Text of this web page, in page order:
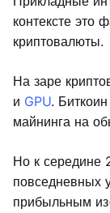
контексте это
криптовалюты.
На заре
и GPU.
майнинга на
Но к середине
повседневных
прибыльным